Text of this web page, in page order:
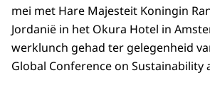
mei met Hare Majesteit Koningin
Jordanië in het Okura Hotel in
werklunch gehad ter gelegenheid
Global Conference on Sustainability